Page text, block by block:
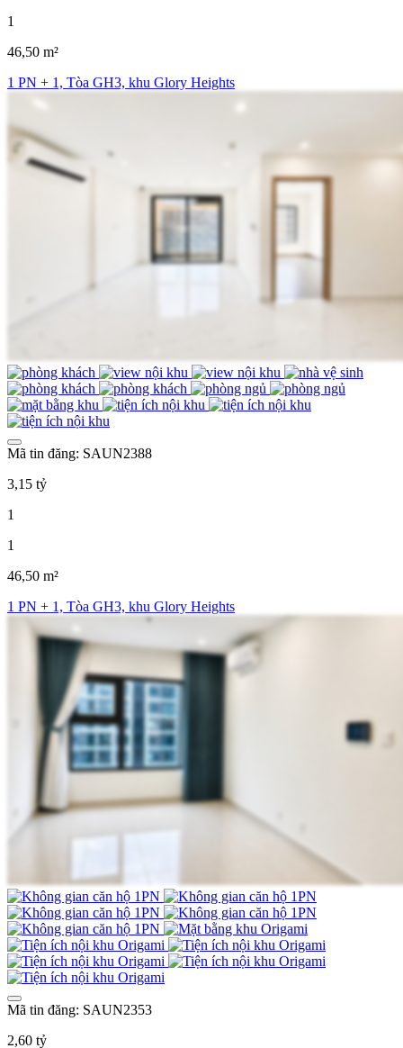
1
46,50 m²
1 PN + 1, Tòa GH3, khu Glory Heights
Mã tin đăng: SAUN2388
3,15 tỷ
1
1
46,50 m²
1 PN + 1, Tòa GH3, khu Glory Heights
Mã tin đăng: SAUN2353
2,60 tỷ